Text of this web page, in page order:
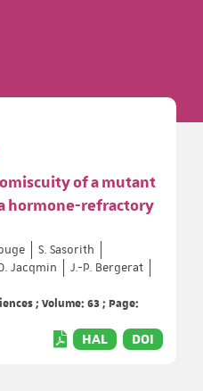
of a mutant
hormone-refractory
S. Sasorith
Jacqmin
J.-P. Bergerat
; Volume: 63 ; Page:
HAL DOI